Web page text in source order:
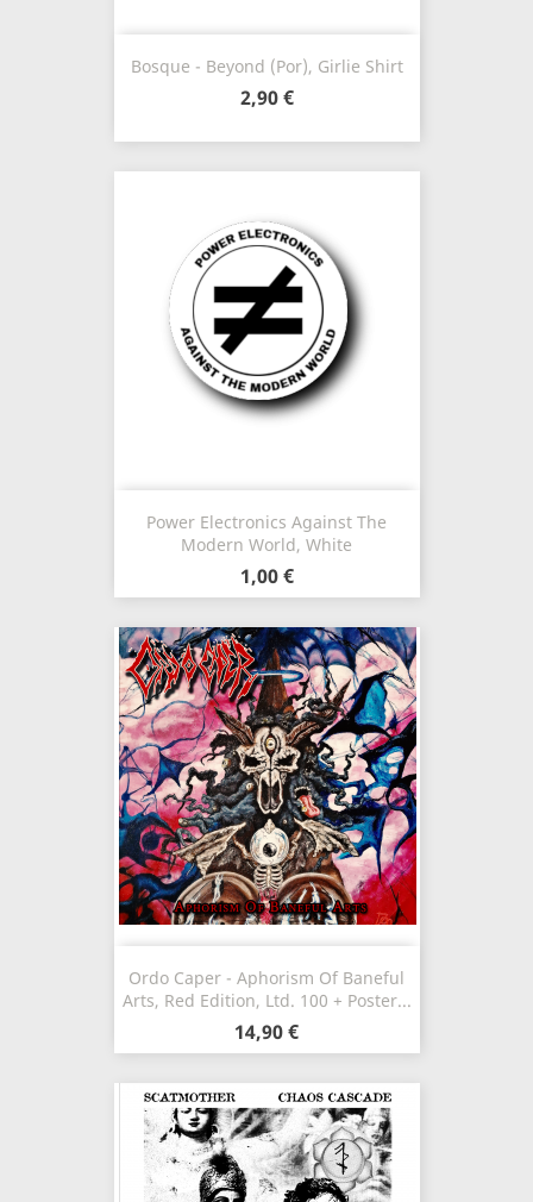
Bosque - Beyond (Por), Girlie Shirt
2,90 €
Power Electronics Against The
Modern World, White
1,00 €
Ordo Caper - Aphorism Of Baneful
Arts, Red Edition, Ltd. 100 + Poster...
14,90 €